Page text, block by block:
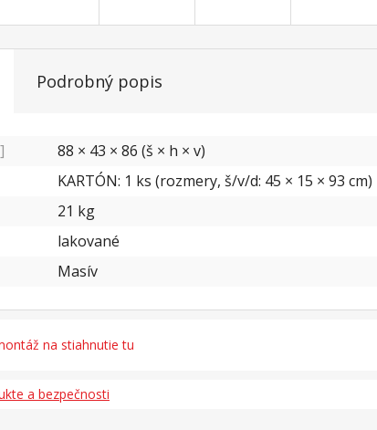
Podrobný popis
88 × 43 × 86 (š × h × v)
KARTÓN: 1 ks (rozmery, š/v/d: 45 × 15 × 93 cm)
21 kg
lakované
Masív
na stiahnutie tu
a bezpečnosti